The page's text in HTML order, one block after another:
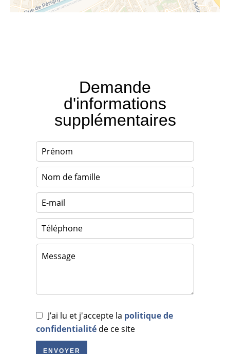
Demande
d'informations
supplémentaires
J’ai lu et j'accepte la politique de
confidentialité de ce site
ENVOYER